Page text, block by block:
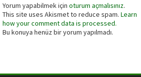
Yorum yapabilmek için oturum açmalısınız.
This site uses Akismet to reduce spam. Learn
how your comment data is processed.
Bu konuya henüz bir yorum yapılmadı.